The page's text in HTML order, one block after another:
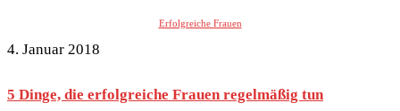
Erfolgreiche Frauen
4. Januar 2018
5 Dinge, die erfolgreiche Frauen regelmäßig tun